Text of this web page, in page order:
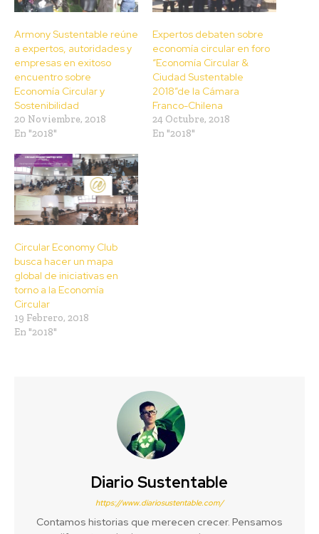
Armony Sustentable reúne
a expertos, autoridades y
empresas en exitoso
encuentro sobre
Economía Circular y
Sostenibilidad
20 Noviembre, 2018
En "2018"
Expertos debaten sobre
economía circular en foro
“Economía Circular &
Ciudad Sustentable
2018”de la Cámara
Franco-Chilena
24 Octubre, 2018
En "2018"
Circular Economy Club
busca hacer un mapa
global de iniciativas en
torno a la Economía
Circular
19 Febrero, 2018
En "2018"
Diario Sustentable
https://www.diariosustentable.com/
Contamos historias que merecen crecer. Pensamos